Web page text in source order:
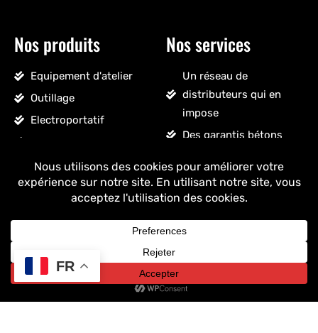
Nos produits
Equipement d'atelier
Outillage
Electroportatif
Accessoires véhicules
Nettoyage, droguerie
Voir tous les produits
Nos services
Un réseau de
distributeurs qui en
impose
Des garantis bétons
Un stock massif
Un ancrage français
+ de 25 ans
Copyright © 2025 Drakkar - Tous droits réservés.
FR